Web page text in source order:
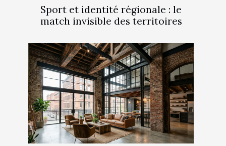
Sport et identité régionale : le
match invisible des territoires